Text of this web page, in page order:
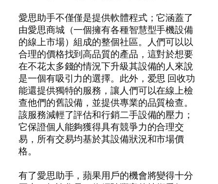
愛思助手不僅僅是提供軟體程式；它涵蓋了
由愛思商城（一個擁有各種智慧型手機設備
的線上市場）組成的整個社區。人們可以以
合理的價格找到高品質的產品，這對於想要
在不花太多錢的情況下升級其設備的人來說
是一個有吸引力的選擇。此外，爱思 回收功
能還提供獨特的服務，讓人們可以在線上檢
查他們的舊設備，並提供專業的品質檢查。
該服務減輕了評估和行銷二手設備的壓力；
它保證個人能夠獲得具有競爭力的合理交
易，所有交易均基於其設備狀況和市場價
格。
有了愛思助手，蘋果用戶的機會將變得十分